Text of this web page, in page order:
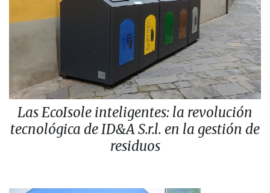
Las EcoIsole inteligentes: la revolución
tecnológica de ID&A S.r.l. en la gestión de
residuos